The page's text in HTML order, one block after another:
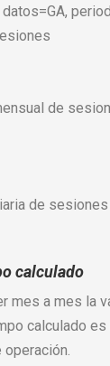
de
de
calculado
mes a mes la
calculado